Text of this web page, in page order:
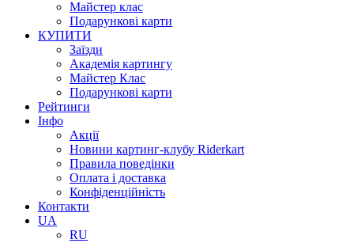
Майстер клас
Подарункові карти
КУПИТИ
Заїзди
Академія картингу
Майстер Клас
Подарункові карти
Рейтинги
Інфо
Акції
Новини картинг-клубу Riderkart
Правила поведінки
Оплата і доставка
Конфіденційність
Контакти
UA
RU